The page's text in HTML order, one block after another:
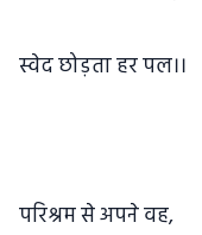
स्वेद छोड़ता हर पल।।
परिश्रम से अपने वह,